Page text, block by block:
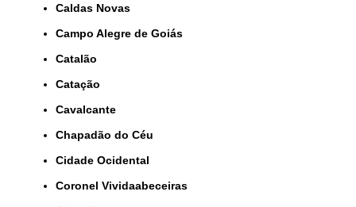
Caldas Novas
Campo Alegre de Goiás
Catalão
Catação
Cavalcante
Chapadão do Céu
Cidade Ocidental
Coronel Vividaabeceiras